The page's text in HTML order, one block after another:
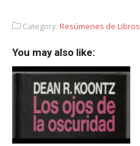
Category: Resúmenes de Libros
You may also like: